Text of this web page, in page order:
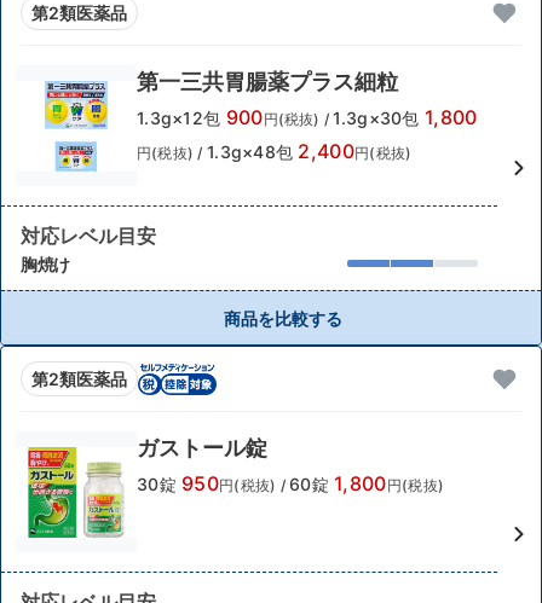
第2類医薬品
第一三共胃腸薬プラス細粒
1.3g×12包 900円(税抜) / 1.3g×30包 1,800
円(税抜) / 1.3g×48包 2,400円(税抜)
対応レベル目安
胸焼け
商品を比較する
第2類医薬品
ガストール錠
30錠 950円(税抜) / 60錠 1,800円(税抜)